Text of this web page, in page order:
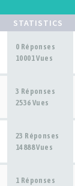
STATISTICS
0 Réponses
10001 Vues
3 Réponses
2536 Vues
23 Réponses
14888 Vues
1 Réponses